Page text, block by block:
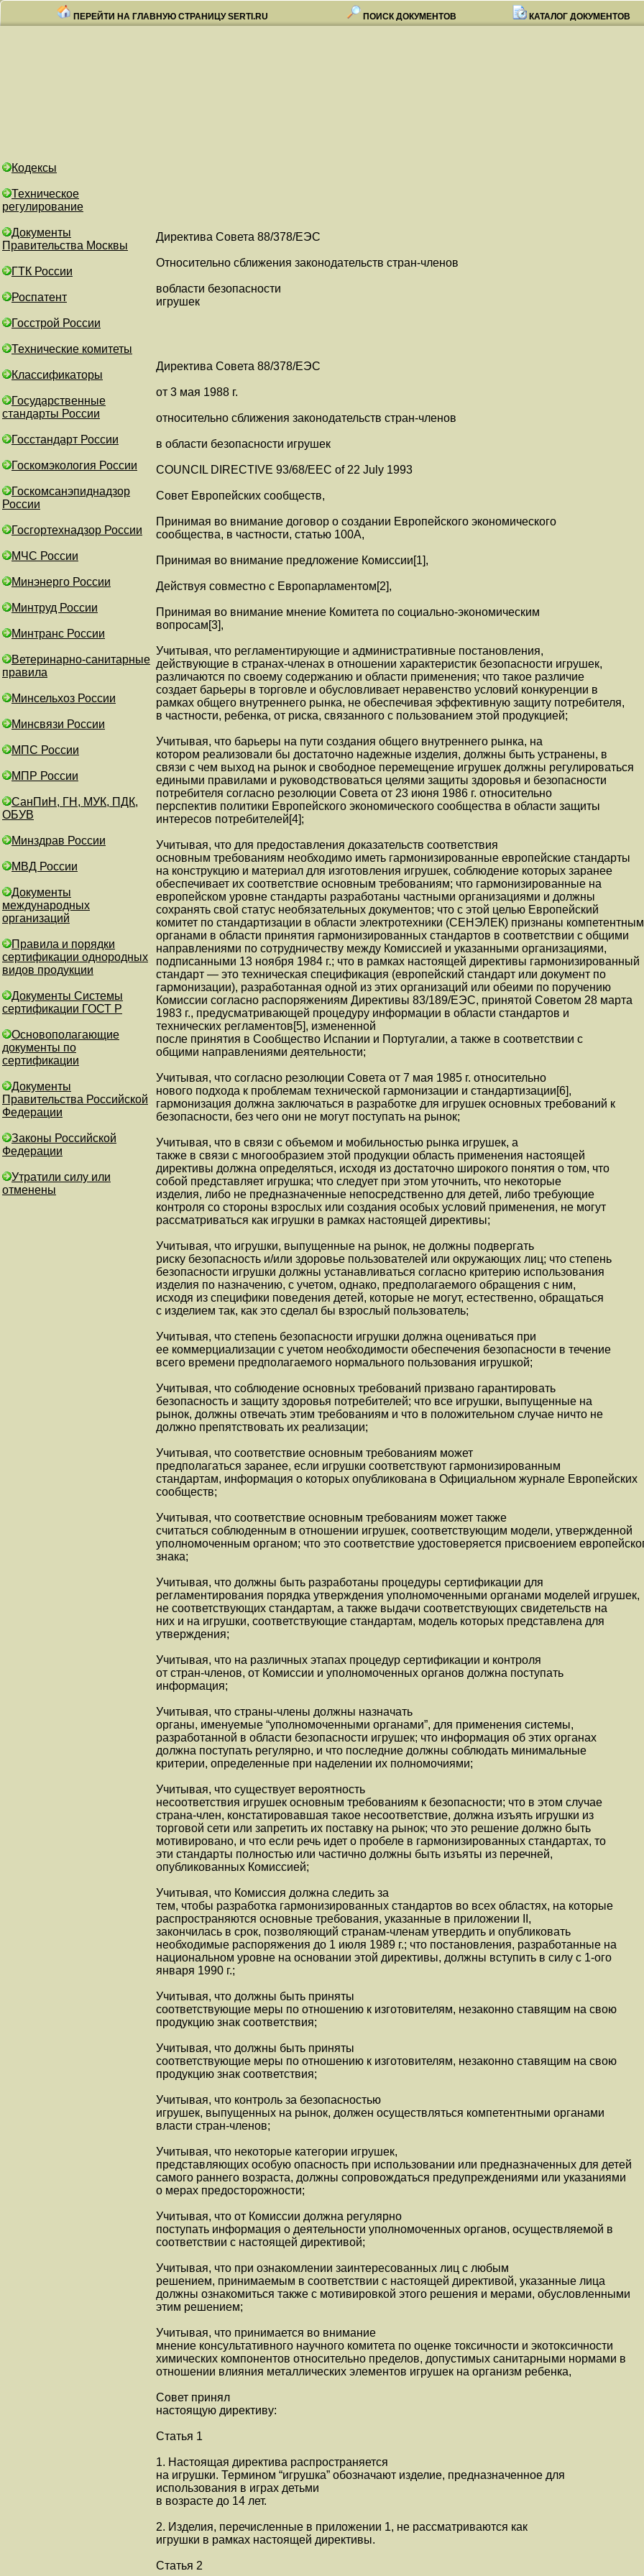
ПЕРЕЙТИ НА ГЛАВНУЮ СТРАНИЦУ SERTI.RU ПОИСК ДОКУМЕНТОВ КАТАЛОГ ДОКУМЕНТОВ
Кодексы
Техническое
регулирование
Документы
Правительства Москвы
ГТК России
Роспатент
Госстрой России
Технические комитеты
Классификаторы
Государственные
стандарты России
Госстандарт России
Госкомэкология России
Госкомсанэпиднадзор
России
Госгортехнадзор России
МЧС России
Минэнерго России
Минтруд России
Минтранс России
Ветеринарно-санитарные
правила
Минсельхоз России
Минсвязи России
МПС России
МПР России
СанПиН, ГН, МУК, ПДК,
ОБУВ
Минздрав России
МВД России
Документы
международных
организаций
Правила и порядки
сертификации однородных
видов продукции
Документы Системы
сертификации ГОСТ Р
Основополагающие
документы по
сертификации
Документы
Правительства Российской
Федерации
Законы Российской
Федерации
Утратили силу или
отменены
Директива Совета 88/378/ЕЭС
Относительно сближения законодательств стран-членов
вобласти безопасности
игрушек
Директива Совета 88/378/ЕЭС
от 3 мая 1988 г.
относительно сближения законодательств стран-членов
в области безопасности игрушек
COUNCIL DIRECTIVE 93/68/EEC of 22 July 1993
Совет Европейских сообществ,
Принимая во внимание договор о создании Европейского экономического
сообщества, в частности, статью 100А,
Принимая во внимание предложение Комиссии[1],
Действуя совместно с Европарламентом[2],
Принимая во внимание мнение Комитета по социально-экономическим
вопросам[3],
Учитывая, что регламентирующие и административные постановления,
действующие в странах-членах в отношении характеристик безопасности игрушек,
различаются по своему содержанию и области применения; что такое различие
создает барьеры в торговле и обусловливает неравенство условий конкуренции в
рамках общего внутреннего рынка, не обеспечивая эффективную защиту потребителя,
в частности, ребенка, от риска, связанного с пользованием этой продукцией;
Учитывая, что барьеры на пути создания общего внутреннего рынка, на
котором реализовали бы достаточно надежные изделия, должны быть устранены, в
связи с чем выход на рынок и свободное перемещение игрушек должны регулироваться
едиными правилами и руководствоваться целями защиты здоровья и безопасности
потребителя согласно резолюции Совета от 23 июня 1986 г. относительно
перспектив политики Европейского экономического сообщества в области защиты
интересов потребителей[4];
Учитывая, что для предоставления доказательств соответствия
основным требованиям необходимо иметь гармонизированные европейские стандарты
на конструкцию и материал для изготовления игрушек, соблюдение которых заранее
обеспечивает их соответствие основным требованиям; что гармонизированные на
европейском уровне стандарты разработаны частными организациями и должны
сохранять свой статус необязательных документов; что с этой целью Европейский
комитет по стандартизации в области электротехники (СЕНЭЛЕК) признаны
органами в области принятия гармонизированных стандартов в соответствии с общими
направлениями по сотрудничеству между Комиссией и указанными организациями,
подписанными 13 ноября 1984 г.; что в рамках настоящей директивы гармонизированный
стандарт — это техническая спецификация (европейский стандарт или документ по
гармонизации), разработанная одной из этих организаций или обеими по поручению
Комиссии согласно распоряжениям Директивы 83/189/ЕЭС, принятой Советом 28 марта
1983 г., предусматривающей процедуру информации в области стандартов и
технических регламентов[5], измененной
после принятия в Сообщество Испании и Португалии, а также в соответствии с
общими направлениями деятельности;
Учитывая, что согласно резолюции Совета от 7 мая 1985 г. относительно
нового подхода к проблемам технической гармонизации и стандартизации[6],
гармонизация должна заключаться в разработке для игрушек основных требований к
безопасности, без чего они не могут поступать на рынок;
Учитывая, что в связи с объемом и мобильностью рынка игрушек, а
также в связи с многообразием этой продукции область применения настоящей
директивы должна определяться, исходя из достаточно широкого понятия о том, что
собой представляет игрушка; что следует при этом уточнить, что некоторые
изделия, либо не предназначенные непосредственно для детей, либо требующие
контроля со стороны взрослых или создания особых условий применения, не могут
рассматриваться как игрушки в рамках настоящей директивы;
Учитывая, что игрушки, выпущенные на рынок, не должны подвергать
риску безопасность и/или здоровье пользователей или окружающих лиц; что степень
безопасности игрушки должны устанавливаться согласно критерию использования
изделия по назначению, с учетом, однако, предполагаемого обращения с ним,
исходя из специфики поведения детей, которые не могут, естественно, обращаться
с изделием так, как это сделал бы взрослый пользователь;
Учитывая, что степень безопасности игрушки должна оцениваться при
ее коммерциализации с учетом необходимости обеспечения безопасности в течение
всего времени предполагаемого нормального пользования игрушкой;
Учитывая, что соблюдение основных требований призвано гарантировать
безопасность и защиту здоровья потребителей; что все игрушки, выпущенные на
рынок, должны отвечать этим требованиям и что в положительном случае ничто не
должно препятствовать их реализации;
Учитывая, что соответствие основным требованиям может
предполагаться заранее, если игрушки соответствуют гармонизированным
стандартам, информация о которых опубликована в Официальном журнале Европейских
сообществ;
Учитывая, что соответствие основным требованиям может также
считаться соблюденным в отношении игрушек, соответствующим модели, утвержденной
уполномоченным органом; что это соответствие удостоверяется присвоением
знака;
Учитывая, что должны быть разработаны процедуры сертификации для
регламентирования порядка утверждения уполномоченными органами моделей игрушек,
не соответствующих стандартам, а также выдачи соответствующих свидетельств на
них и на игрушки, соответствующие стандартам, модель которых представлена для
утверждения;
Учитывая, что на различных этапах процедур сертификации и контроля
от стран-членов, от Комиссии и уполномоченных органов должна поступать
информация;
Учитывая, что страны-члены должны назначать
органы, именуемые “уполномоченными органами”, для применения системы,
разработанной в области безопасности игрушек; что информация об этих органах
должна поступать регулярно, и что последние должны соблюдать минимальные
критерии, определенные при наделении их полномочиями;
Учитывая, что существует вероятность
несоответствия игрушек основным требованиям к безопасности; что в этом случае
страна-член, констатировавшая такое несоответствие, должна изъять игрушки из
торговой сети или запретить их поставку на рынок; что это решение должно быть
мотивировано, и что если речь идет о пробеле в гармонизированных стандартах, то
эти стандарты полностью или частично должны быть изъяты из перечней,
опубликованных Комиссией;
Учитывая, что Комиссия должна следить за
тем, чтобы разработка гармонизированных стандартов во всех областях, на которые
распространяются основные требования, указанные в приложении II,
закончилась в срок, позволяющий странам-членам утвердить и опубликовать
необходимые распоряжения до 1 июля 1989 г.; что постановления, разработанные на
национальном уровне на основании этой директивы, должны вступить в силу с 1-ого
января 1990 г.;
Учитывая, что должны быть приняты
соответствующие меры по отношению к изготовителям, незаконно ставящим на свою
продукцию знак соответствия;
Учитывая, что должны быть приняты
соответствующие меры по отношению к изготовителям, незаконно ставящим на свою
продукцию знак соответствия;
Учитывая, что контроль за безопасностью
игрушек, выпущенных на рынок, должен осуществляться компетентными органами
власти стран-членов;
Учитывая, что некоторые категории игрушек,
представляющих особую опасность при использовании или предназначенных для детей
самого раннего возраста, должны сопровождаться предупреждениями или указаниями
о мерах предосторожности;
Учитывая, что от Комиссии должна регулярно
поступать информация о деятельности уполномоченных органов, осуществляемой в
соответствии с настоящей директивой;
Учитывая, что при ознакомлении заинтересованных лиц с любым
решением, принимаемым в соответствии с настоящей директивой, указанные лица
должны ознакомиться также с мотивировкой этого решения и мерами, обусловленными
этим решением;
Учитывая, что принимается во внимание
мнение консультативного научного комитета по оценке токсичности и экотоксичности
химических компонентов относительно пределов, допустимых санитарными нормами в
отношении влияния металлических элементов игрушек на организм ребенка,
Совет принял
настоящую директиву:
Статья 1
1. Настоящая директива распространяется
на игрушки. Термином “игрушка” обозначают изделие, предназначенное для
использования в играх детьми
в возрасте до 14 лет.
2. Изделия, перечисленные в приложении 1, не рассматриваются как
игрушки в рамках настоящей директивы.
Статья 2